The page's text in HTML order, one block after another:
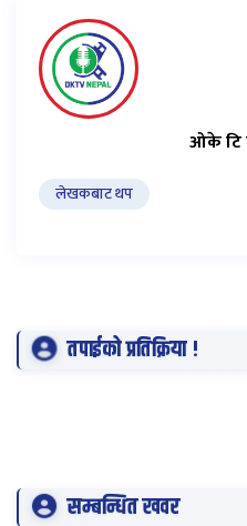
ओके टि
लेखकबाट थप
तपाईको प्रतिक्रिया !
सम्बन्धित खवर